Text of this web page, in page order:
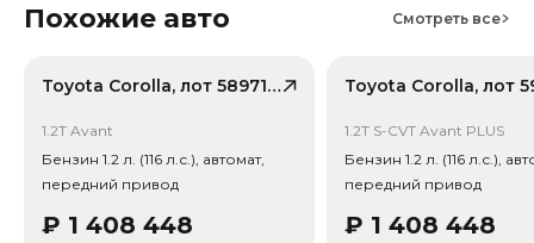
уточняйте при обращении. Гарантируем полную
рынка (che): текущая цена в КНР 778 011 ₽, прогноз на
Примечание: прогноз актуален для внутреннего рынка
Тип привода: Передний привод (FWD).
Похожие авто Смотреть все
Toyota Corolla, лот 58971199
1.2T Avant
Бензин 1.2 л. (116 л.с.), автомат,
передний привод
₽ 1 408 448
1.2T S-CVT Avant PLUS
Бензин 1.2 л. (116 л.с.),
передний привод
₽ 1 408 448